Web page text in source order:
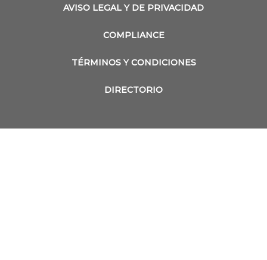
AVISO LEGAL Y DE PRIVACIDAD
COMPLIANCE
TÉRMINOS Y CONDICIONES
DIRECTORIO